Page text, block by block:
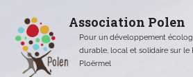
contenu
Association Polen
Pour un développement
durable, local et solidaire sur le
Ploërmel